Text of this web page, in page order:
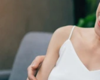
侶」的特徵以及應對方法。